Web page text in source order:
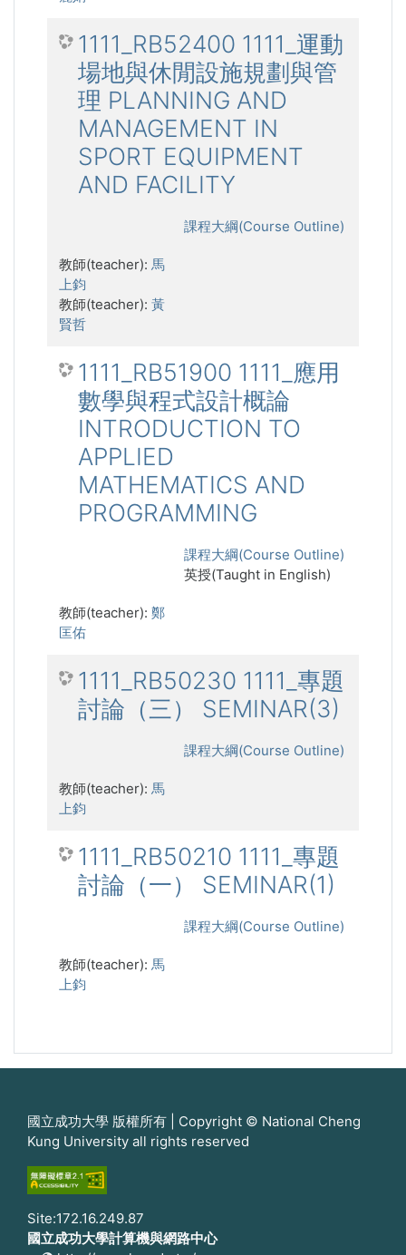
1111_RB52400 1111_運動
場地與休閒設施規劃與管
理 PLANNING AND
MANAGEMENT IN
SPORT EQUIPMENT
AND FACILITY
課程大綱(Course Outline)
教師(teacher): 馬
上鈞
教師(teacher): 黃
賢哲
1111_RB51900 1111_應用
數學與程式設計概論
INTRODUCTION TO
APPLIED
MATHEMATICS AND
PROGRAMMING
課程大綱(Course Outline)
英授(Taught in English)
教師(teacher): 鄭
匡佑
1111_RB50230 1111_專題
討論（三） SEMINAR(3)
課程大綱(Course Outline)
教師(teacher): 馬
上鈞
1111_RB50210 1111_專題
討論（一） SEMINAR(1)
課程大綱(Course Outline)
教師(teacher): 馬
上鈞
國立成功大學 版權所有 | Copyright © National Cheng
Kung University all rights reserved
Site:172.16.249.87
國立成功大學計算機與網路中心